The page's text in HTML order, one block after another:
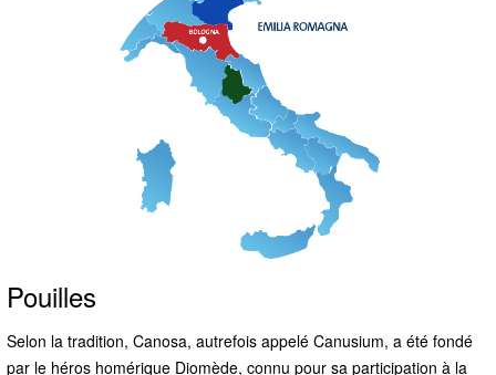
Pouilles
Selon la tradition, Canosa, autrefois appelé Canusium, a été fondé
par le héros homérique Diomède, connu pour sa participation à la